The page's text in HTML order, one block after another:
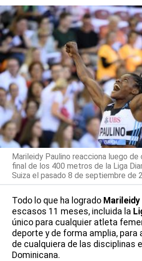
Marileidy Paulino reacciona luego de
final de los 400 metros de la Liga
Suiza el pasado 8 de septiembre de
Todo lo que ha logrado
escasos 11 meses, incluida la
único para cualquier atleta
deporte y de forma amplia, para
de cualquiera de las disciplinas
Dominicana.